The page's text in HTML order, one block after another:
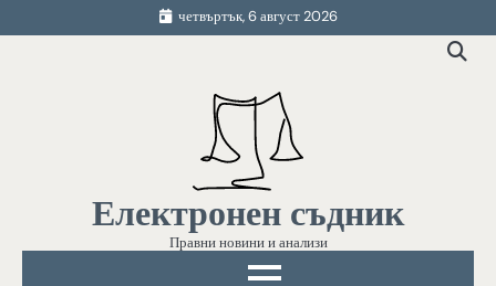
to
четвъртък, 6 август 2026
Електронен съдник
Правни новини и анализи